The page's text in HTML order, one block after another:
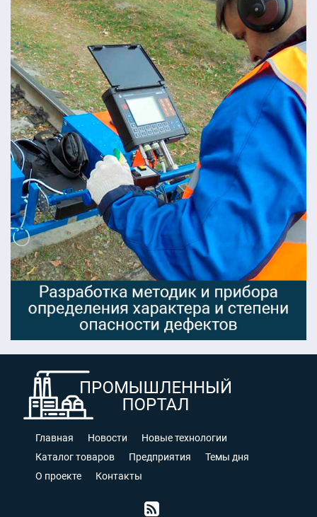
Главная Новости
Новые технологии
Каталог товаров
Предприятия
Темы дня
О проекте
Контакты